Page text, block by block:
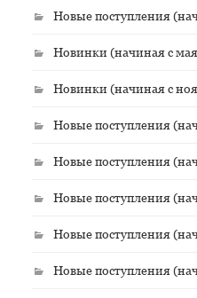
Новые поступления
Новинки (начиная с
Новинки (начиная с
Новые поступления
Новые поступления
Новые поступления
Новые поступления
Новые поступления